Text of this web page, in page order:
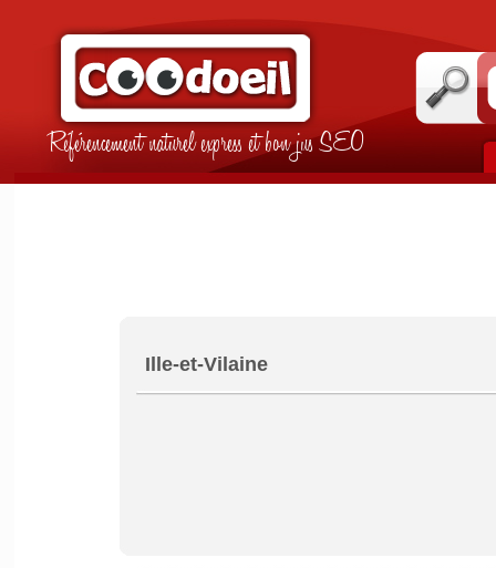
Référencement naturel express et bon jus SEO
Ille-et-Vilaine